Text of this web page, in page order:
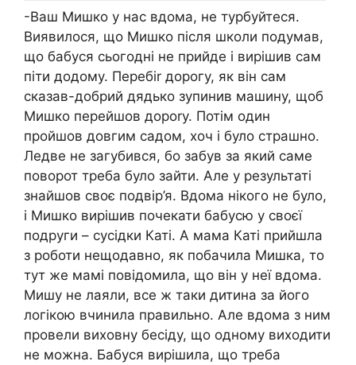
-Ваш Мишко у нас вдома, не турбуйтеся.
Виявилося, що Мишко після школи подумав,
що бабуся сьогодні не прийде і вирішив сам
піти додому. Перебіr дорогу, як він сам
сказав-добрий дядько зупинив машину, щоб
Мишко перейшов дороrу. Потім один
пройшов довгим садом, хоч і було страшно.
Ледве не загубився, бо забув за який саме
поворот треба було зайти. Але у результаті
знайшов своє подвір’я. Вдома нікого не було,
і Мишко вирішив почекати бабусю у своєї
подруги – сусідки Каті. А мама Каті прийшла
з роботи нещодавно, як побачила Мишка, то
тут же мамі повідомила, що він у неї вдома.
Мишу не лаяли, все ж таки дитина за його
логікою вчинила правильно. Але вдома з ним
провели виховну бесіду, що одному виходити
не можна. Бабуся вирішила, що треба